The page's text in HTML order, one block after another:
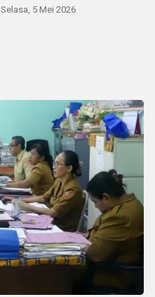
Selasa, 5 Mei 2026